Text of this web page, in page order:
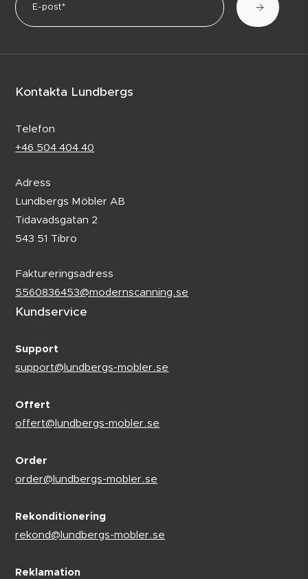
Kontakta Lundbergs
Telefon
+46 504 404 40
Adress
Lundbergs Möbler AB
Tidavadsgatan 2
543 51 Tibro
Faktureringsadress
5560836453@modernscanning.se
Kundservice
Support
support@lundbergs-mobler.se
Offert
offert@lundbergs-mobler.se
Order
order@lundbergs-mobler.se
Rekonditionering
rekond@lundbergs-mobler.se
Reklamation